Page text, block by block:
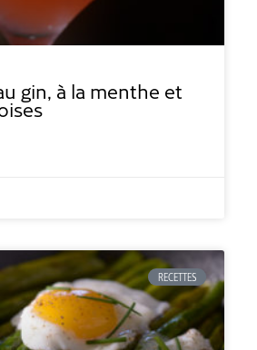
gin, à la menthe et
RECETTES